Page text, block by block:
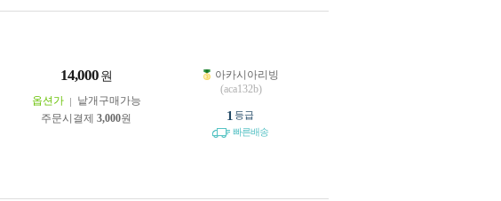
14,000 원
옵션가
낱개구매가능
주문시결제 3,000원
아카시아리빙
(aca132b)
1 등급
빠른배송